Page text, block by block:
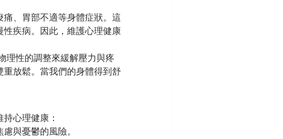
、胃部不適等身體症狀。這
疾病。因此，維護心理健康
理性的調整來緩解壓力與疼
放鬆。當我們的身體得到舒
心理健康：
與憂鬱的風險。